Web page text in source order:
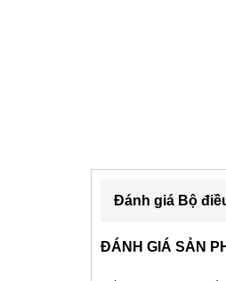
Đánh giá Bộ
ĐÁNH GIÁ SẢN